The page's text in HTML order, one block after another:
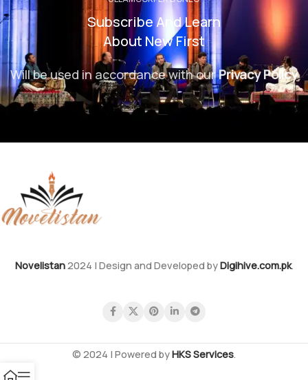
Subscribe And Learn
About New First
Will be used in accordance with ourPrivacy Policy
Novelistan2024 | Design and Developed byDigihive.com.pk.
© 2024 | Powered byHKS Services.